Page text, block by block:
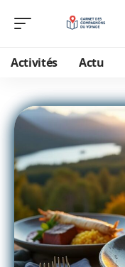
Activités Actu